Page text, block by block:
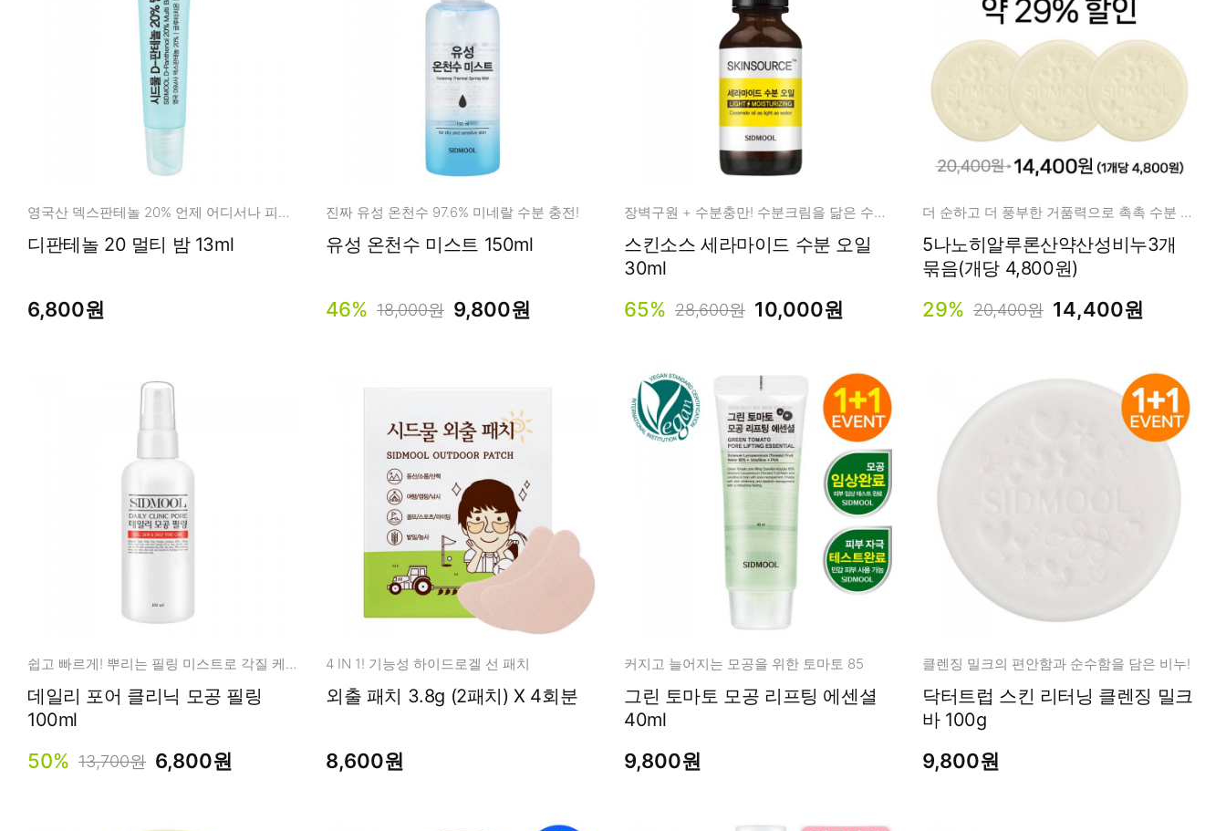
피디알엔
영국산 덱스판테놀 20% 언제 어디서나 피부 장벽 관리!
디판테놀 20 멀티 밤 13ml
6,800원
진짜 유성 온천수 97.6% 미네랄 수분 충전!
유성 온천수 미스트 150ml
46% 18,000원 9,800원
장벽구원 + 수분충만! 수분크림을 닮은 수분오일
스킨소스 세라마이드 수분 오일
30ml
65% 28,600원 10,000원
더 순하고 더 풍부한 거품력으로 촉촉 수분 영양 클렌징!
5나노히알루론산약산성비누3개
묶음(개당 4,800원)
29% 20,400원 14,400원
쉽고 빠르게! 뿌리는 필링 미스트로 각질 케어!
데일리 포어 클리닉 모공 필링
100ml
50% 13,700원 6,800원
4 IN 1! 기능성 하이드로겔 선 패치
외출 패치 3.8g (2패치) X 4회분
8,600원
커지고 늘어지는 모공을 위한 토마토 85
그린 토마토 모공 리프팅 에센셜
40ml
9,800원
클렌징 밀크의 편안함과 순수함을 담은 비누!
닥터트럽 스킨 리터닝 클렌징 밀크
바 100g
9,800원